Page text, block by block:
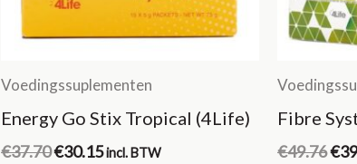
Voedingssuplementen
Energy Go Stix Tropical (4Life)
€37.70Oorspronkelijke
€30.15Huidige
incl. BTW
Fibre
€49.76€